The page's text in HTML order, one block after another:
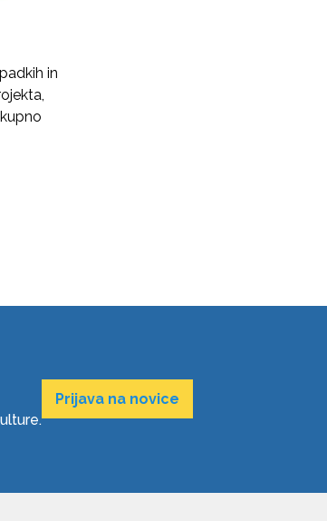
in
Prijava na novice